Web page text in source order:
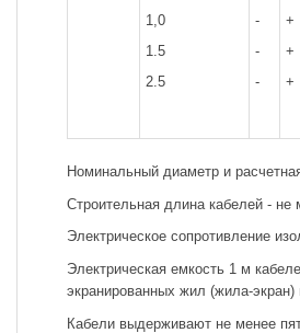
1,0
1.5
2.5
-
-
-
+
+
+
Номинальный диаметр и
Строительная длина кабелей - не
Электрическое сопротивление
Электрическая емкость 1 м
экранированных жил (жила-
Кабели выдерживают не менее